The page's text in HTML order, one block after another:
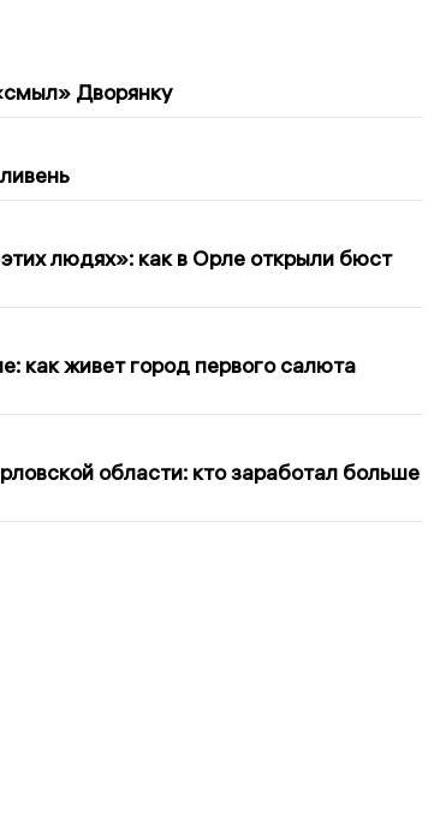
Дворянку
людях»: как в Орле открыли бюст
как живет город первого салюта
области: кто заработал больше